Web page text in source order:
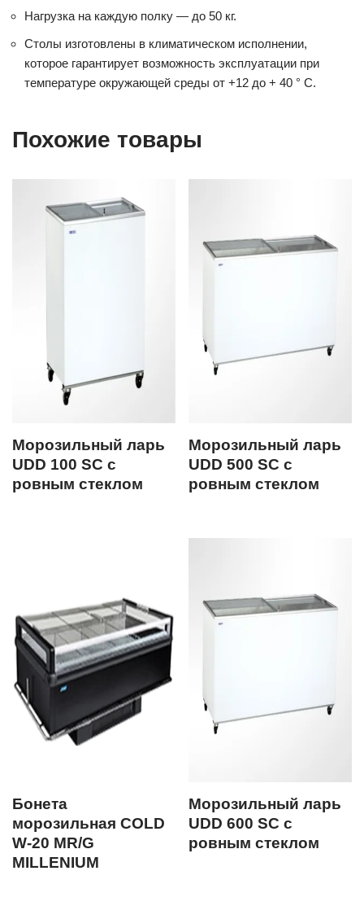
Нагрузка на каждую полку — до 50 кг.
Столы изготовлены в климатическом исполнении,
которое гарантирует возможность эксплуатации при
температуре окружающей среды от +12 до + 40 ° С.
Похожие товары
Морозильный ларь
UDD 100 SC с
ровным стеклом
Морозильный ларь
UDD 500 SC с
ровным стеклом
Бонета
морозильная COLD
W-20 MR/G
MILLENIUM
Морозильный ларь
UDD 600 SC с
ровным стеклом